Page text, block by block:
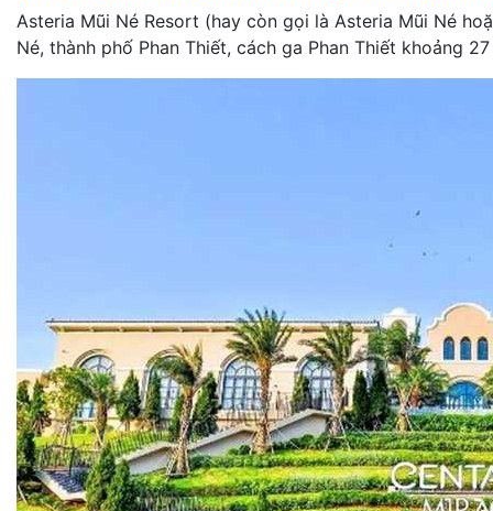
Asteria Mũi Né Resort (hay còn gọi là Asteria Mũi Né
Né, thành phố Phan Thiết, cách ga Phan Thiết khoảng